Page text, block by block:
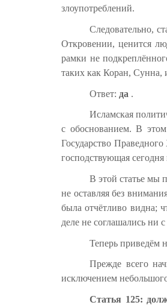
злоупотреблений.
Следовательно,
Откровении, ценится
рамки не
таких как Коран, Сунна,
Ответ: да .
Исламская
с обоснованием. В
Государство
господствующая
В этой статье мы
не оставляя без
была отчётливо видна;
деле не соглашались ни
Теперь приведём
Прежде всего
исключением
Статья 125: